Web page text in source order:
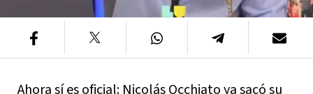
Ahora sí es oficial: Nicolás Occhiato ya sacó su